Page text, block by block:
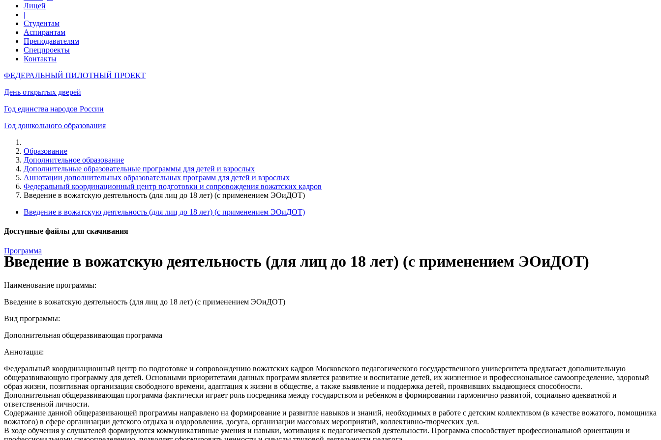
Лицей
|
Студентам
Аспирантам
Преподавателям
Спецпроекты
Контакты
ФЕДЕРАЛЬНЫЙ ПИЛОТНЫЙ ПРОЕКТ
День открытых дверей
Год единства народов России
Год дошкольного образования
Образование
Дополнительное образование
Дополнительные образовательные программы для детей и взрослых
Аннотации дополнительных образовательных программ для детей и взрослых
Федеральный координационный центр подготовки и сопровождения вожатских кадров
Введение в вожатскую деятельность (для лиц до 18 лет) (с применением ЭОиДОТ)
Введение в вожатскую деятельность (для лиц до 18 лет) (с применением ЭОиДОТ)
Доступные файлы для скачивания
Программа
Введение в вожатскую деятельность (для лиц до 18 лет) (с применением ЭОиДОТ)
Наименование программы:
Введение в вожатскую деятельность (для лиц до 18 лет) (с применением ЭОиДОТ)
Вид программы:
Дополнительная общеразвивающая программа
Аннотация:
Федеральный координационный центр по подготовке и сопровождению вожатских кадров Московского педагогического государственного университета предлагает дополнительную
общеразвивающую программу для детей. Основными приоритетами данных программ является развитие и воспитание детей, их жизненное и профессиональное самоопределение, здоровый
образ жизни, позитивная организация свободного времени, адаптация к жизни в обществе, а также выявление и поддержка детей, проявивших выдающиеся способности.
Дополнительная общеразвивающая программа фактически играет роль посредника между государством и ребенком в формировании гармонично развитой, социально адекватной и
ответственной личности.
Содержание данной общеразвивающей программы направлено на формирование и развитие навыков и знаний, необходимых в работе с детским коллективом (в качестве вожатого, помощника
вожатого) в сфере организации детского отдыха и оздоровления, досуга, организации массовых мероприятий, коллективно-творческих дел.
В ходе обучения у слушателей формируются коммуникативные умения и навыки, мотивация к педагогической деятельности. Программа способствует профессиональной ориентации и